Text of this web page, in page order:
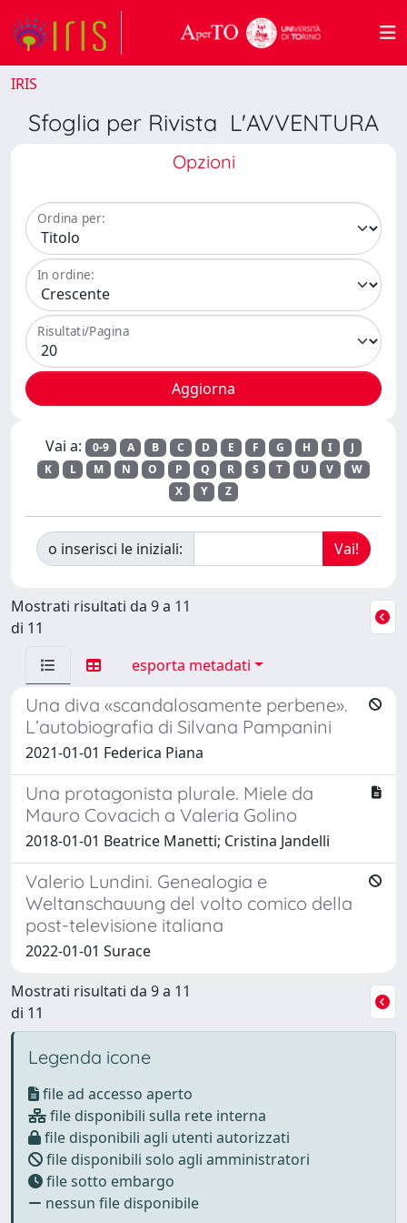
IRIS
Sfoglia per Rivista L'AVVENTURA
Opzioni
Ordina per:
In ordine:
Risultati/Pagina
Vai a: 0-9 A B C D E F G H I
J
K
L M N O P Q R S T U V
W
X
Y Z
o inserisci le iniziali:
Mostrati risultati da 9 a 11
di 11
esporta metadati
Una diva «scandalosamente perbene».
L’autobiografia di Silvana Pampanini
2021-01-01 Federica Piana
Una protagonista plurale. Miele da
Mauro Covacich a Valeria Golino
2018-01-01 Beatrice Manetti; Cristina Jandelli
Valerio Lundini. Genealogia e
Weltanschauung del volto comico della
post-televisione italiana
2022-01-01 Surace
Mostrati risultati da 9 a 11
di 11
Legenda icone
file ad accesso aperto
file disponibili sulla rete interna
file disponibili agli utenti autorizzati
file disponibili solo agli amministratori
file sotto embargo
nessun file disponibile